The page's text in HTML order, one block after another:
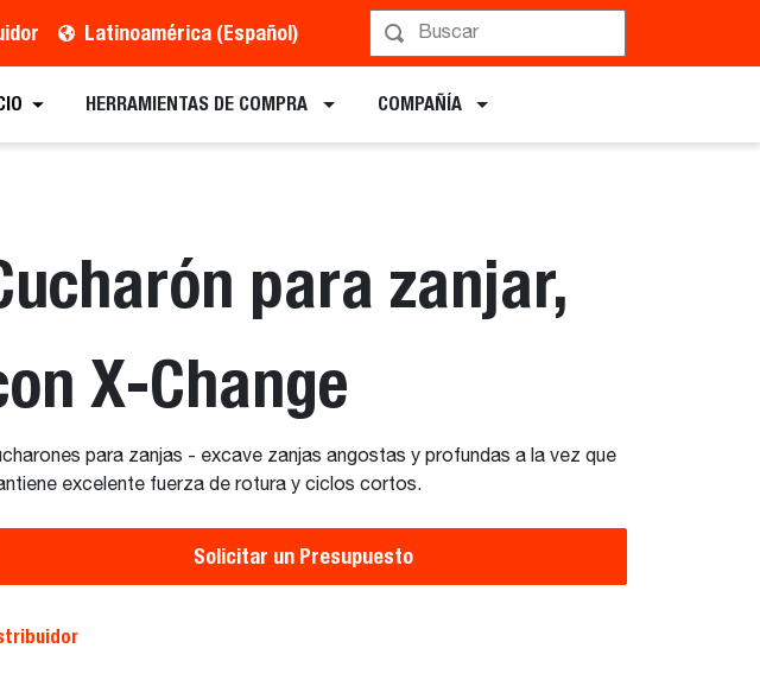
Latinoamérica (Español)
HERRAMIENTAS DE COMPRA COMPAÑÍA
para zanjar,
X-Change
para zanjas - excave zanjas angostas y profundas a la vez que
excelente fuerza de rotura y ciclos cortos.
Solicitar un Presupuesto
Equipos Implementos